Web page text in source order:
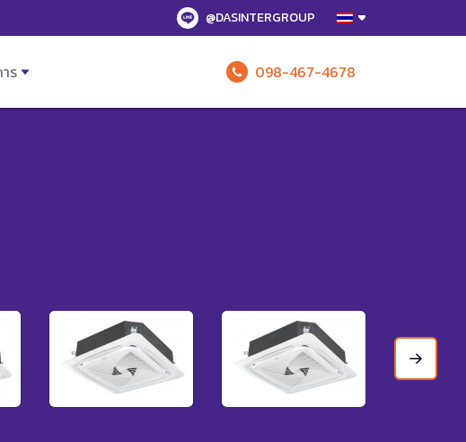
@DASINTERGROUP
ร 098-467-4678